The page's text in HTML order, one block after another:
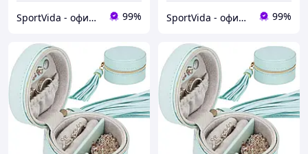
SportVida - официальный интернет-магазин 99% SportVida - официальный интернет-магазин 99%